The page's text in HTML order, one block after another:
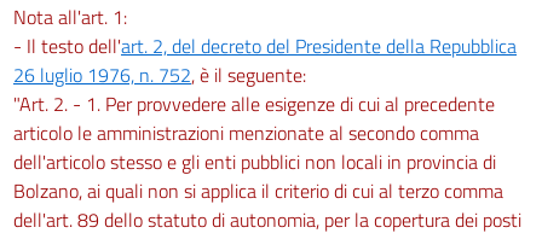
Nota all'art. 1:
- Il testo dell'art. 2, del decreto del Presidente della Repubblica
26 luglio 1976, n. 752, è il seguente:
"Art. 2. - 1. Per provvedere alle esigenze di cui al precedente
articolo le amministrazioni menzionate al secondo comma
dell'articolo stesso e gli enti pubblici non locali in provincia di
Bolzano, ai quali non si applica il criterio di cui al terzo comma
dell'art. 89 dello statuto di autonomia, per la copertura dei posti